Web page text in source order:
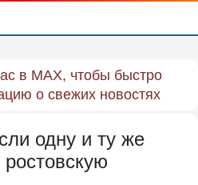
в MAX, чтобы быстро
о свежих новостях
одну и ту же